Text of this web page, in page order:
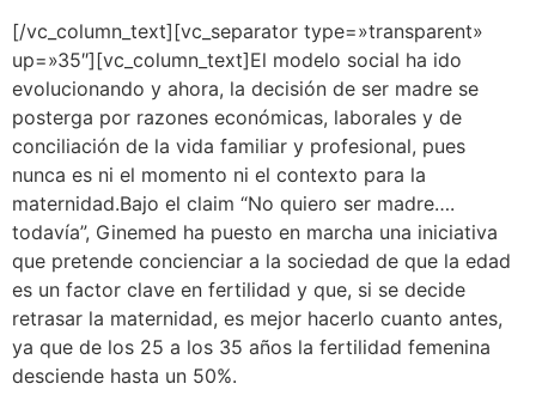
[/vc_column_text][vc_separator type=»transparent»
up=»35″][vc_column_text]El modelo social ha ido
evolucionando y ahora, la decisión de ser madre se
posterga por razones económicas, laborales y de
conciliación de la vida familiar y profesional, pues
nunca es ni el momento ni el contexto para la
maternidad.Bajo el claim “No quiero ser madre….
todavía”, Ginemed ha puesto en marcha una iniciativa
que pretende concienciar a la sociedad de que la edad
es un factor clave en fertilidad y que, si se decide
retrasar la maternidad, es mejor hacerlo cuanto antes,
ya que de los 25 a los 35 años la fertilidad femenina
desciende hasta un 50%.